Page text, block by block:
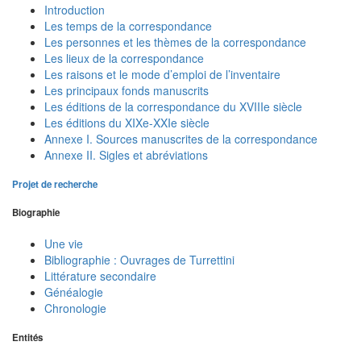
Introduction
Les temps de la correspondance
Les personnes et les thèmes de la correspondance
Les lieux de la correspondance
Les raisons et le mode d’emploi de l’inventaire
Les principaux fonds manuscrits
Les éditions de la correspondance du XVIIIe siècle
Les éditions du XIXe-XXIe siècle
Annexe I. Sources manuscrites de la correspondance
Annexe II. Sigles et abréviations
Projet de recherche
Biographie
Une vie
Bibliographie : Ouvrages de Turrettini
Littérature secondaire
Généalogie
Chronologie
Entités